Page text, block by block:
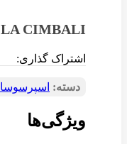
LA CIMBALI
اشتراک گذاری:
دسته:
ویژگی‌ها